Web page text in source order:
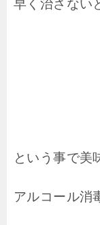
早く治さない
という事で美
アルコール消